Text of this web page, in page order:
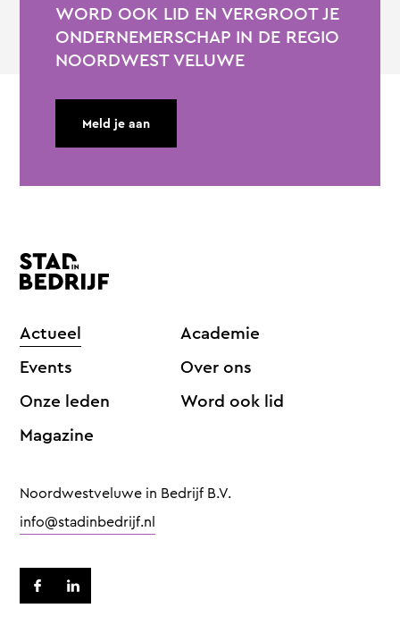
WORD OOK LID EN VERGROOT JE
ONDERNEMERSCHAP IN DE REGIO
NOORDWEST VELUWE
Meld je aan
Actueel
Events
Onze leden
Magazine
Academie
Over ons
Word ook lid
Noordwestveluwe in Bedrijf B.V.
info@stadinbedrijf.nl